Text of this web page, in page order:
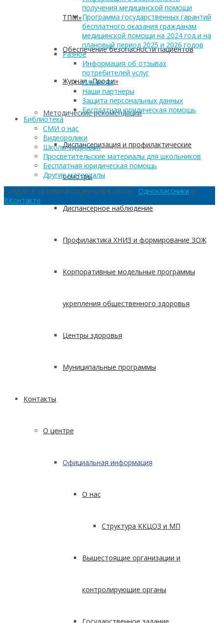
ТПМ»
Обеспечение безопасности пациентов
Журнал «Профи»
Методические рекомендации
Диспансеризация и профилактические
осмотры
Диспансерное наблюдение
Профилактика ХНИЗ и формирование ЗОЖ
Корпоративные модельные программы
укрепления общественного здоровья
Центры здоровья
Муниципальные программы
Контакты
О центре
Официальная информация
О нас
Структура ККЦОЗ и МП
Вышестоящие организации и
контролирующие органы
получения медицинской помощи
Программа государственных гарантий
бесплатного оказания гражданам
медицинской помощи на 2024 год и на
плановый период 2025 и 2026 годов
Разное
Информация об отзывах
потребителей услуг
Вакансии
Наши партнеры
Защита персональных данных
Бесплатная юридическая помощь
Библиотека
СМИ о нас
Видеоролики
Школы здоровья
Просветительские материалы для школьников
Бесплатная юридическая помощь
Другие материалы
Следуйте за нами в социальных сетях: Одноклассники и
ВКонтакте